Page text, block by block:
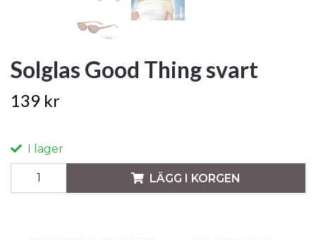
Solglas Good Thing svart
139 kr
I lager
LÄGG I KORGEN